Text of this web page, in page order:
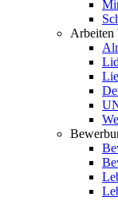
Arbeiten